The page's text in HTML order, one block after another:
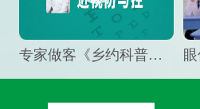
专家做客《乡约科普》栏目，预防孩子近视竟然这么“简单”